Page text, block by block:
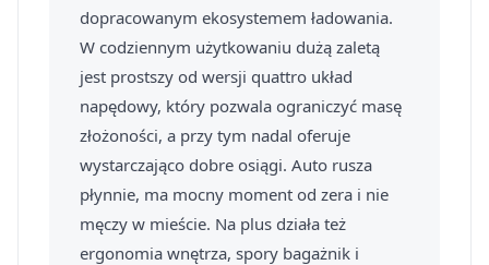
dopracowanym ekosystemem ładowania.
W codziennym użytkowaniu dużą zaletą
jest prostszy od wersji quattro układ
napędowy, który pozwala ograniczyć masę
złożoności, a przy tym nadal oferuje
wystarczająco dobre osiągi. Auto rusza
płynnie, ma mocny moment od zera i nie
męczy w mieście. Na plus działa też
ergonomia wnętrza, spory bagażnik i